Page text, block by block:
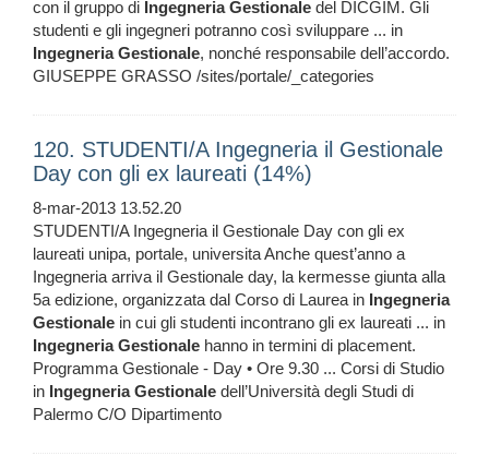
con il gruppo di Ingegneria Gestionale del DICGIM. Gli
studenti e gli ingegneri potranno così sviluppare ... in
Ingegneria Gestionale, nonché responsabile dell’accordo.
GIUSEPPE GRASSO /sites/portale/_categories
120. STUDENTI/A Ingegneria il Gestionale
Day con gli ex laureati (14%)
8-mar-2013 13.52.20
STUDENTI/A Ingegneria il Gestionale Day con gli ex
laureati unipa, portale, universita Anche quest’anno a
Ingegneria arriva il Gestionale day, la kermesse giunta alla
5a edizione, organizzata dal Corso di Laurea in Ingegneria
Gestionale in cui gli studenti incontrano gli ex laureati ... in
Ingegneria Gestionale hanno in termini di placement.
Programma Gestionale - Day • Ore 9.30 ... Corsi di Studio
in Ingegneria Gestionale dell’Università degli Studi di
Palermo C/O Dipartimento